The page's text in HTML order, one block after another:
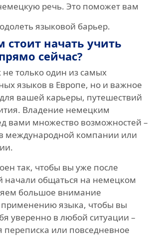
речь. Это поможет вам
языковой барьер.
стоит начать учить
сейчас?
только один из самых
языков в Европе, но и важное
вашей карьеры, путешествий
Владение немецким
вами множество возможностей –
в международной компании или
так, чтобы вы уже после
начали общаться на немецком
большое внимание
применению языка, чтобы вы
уверенно в любой ситуации –
переписка или повседневное